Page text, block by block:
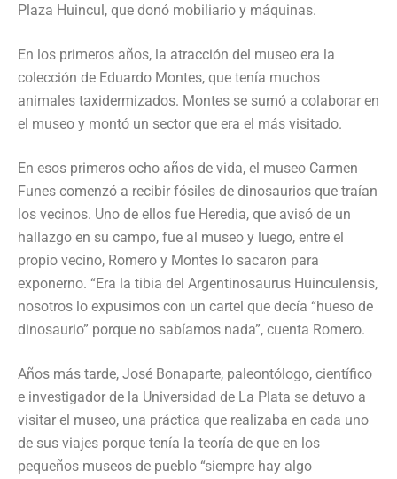
Plaza Huincul, que donó mobiliario y máquinas.
En los primeros años, la atracción del museo era la
colección de Eduardo Montes, que tenía muchos
animales taxidermizados. Montes se sumó a colaborar en
el museo y montó un sector que era el más visitado.
En esos primeros ocho años de vida, el museo Carmen
Funes comenzó a recibir fósiles de dinosaurios que traían
los vecinos. Uno de ellos fue Heredia, que avisó de un
hallazgo en su campo, fue al museo y luego, entre el
propio vecino, Romero y Montes lo sacaron para
exponerno. “Era la tibia del Argentinosaurus Huinculensis,
nosotros lo expusimos con un cartel que decía “hueso de
dinosaurio” porque no sabíamos nada”, cuenta Romero.
Años más tarde, José Bonaparte, paleontólogo, científico
e investigador de la Universidad de La Plata se detuvo a
visitar el museo, una práctica que realizaba en cada uno
de sus viajes porque tenía la teoría de que en los
pequeños museos de pueblo “siempre hay algo